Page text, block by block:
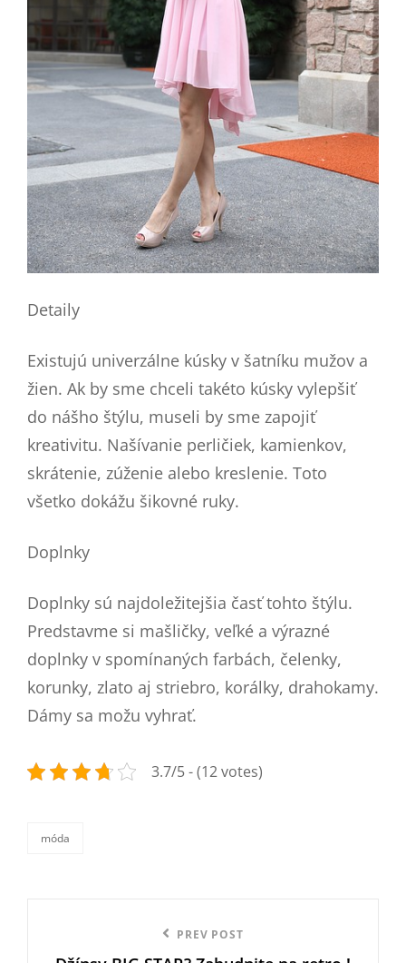
Detaily
Existujú univerzálne kúsky v šatníku mužov a
žien. Ak by sme chceli takéto kúsky vylepšiť
do nášho štýlu, museli by sme zapojiť
kreativitu. Našívanie perličiek, kamienkov,
skrátenie, zúženie alebo kreslenie. Toto
všetko dokážu šikovné ruky.
Doplnky
Doplnky sú najdoležitejšia časť tohto štýlu.
Predstavme si mašličky, veľké a výrazné
doplnky v spomínaných farbách, čelenky,
korunky, zlato aj striebro, korálky, drahokamy.
Dámy sa možu vyhrať.
3.7/5 - (12 votes)
móda
pro
PREV POST